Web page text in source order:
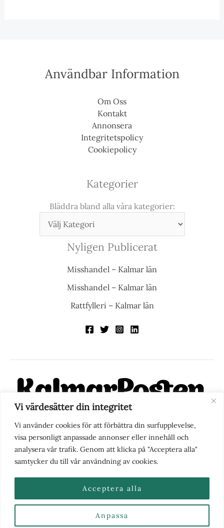
Vi värdesätter din integritet
Vi använder cookies för att förbättra din surfupplevelse,
visa personligt anpassade annonser eller innehåll och
analysera vår trafik. Genom att klicka på "Acceptera alla"
samtycker du till vår användning av cookies.
Anpassa
Acceptera alla
Användbar Information
Om Oss
Kontakt
Annonsera
Integritetspolicy
Cookiepolicy
Kategorier
Bläddra bland alla våra kategorier:
Nyligen Publicerat
Misshandel – Kalmar län
Misshandel – Kalmar län
Rattfylleri – Kalmar län
KalmarPosten är en modern lokalnyhetstidning på nätet. Med
fokus på Kalmarregionen, men också med blick för det större
perspektivet, vill vi vara din självklara kanal för nyheter,
berättelser och engagemang. KalmarPosten grundades 1988 och
fick nya ägare 2025.
Nyhetstips eller frågor?Kontakta oss